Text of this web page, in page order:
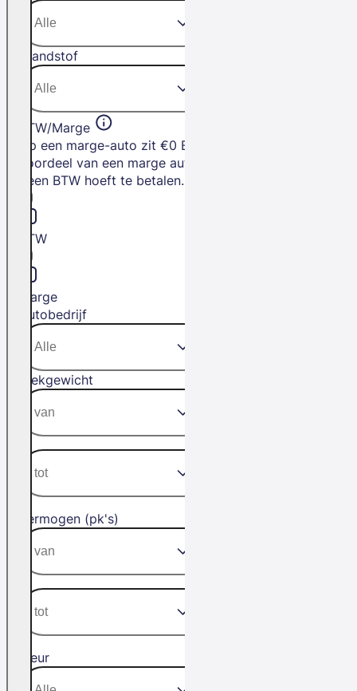
Brandstof
BTW/Marge
Op een marge-auto zit €0 BTW. Het
voordeel van een marge auto is dat je
geen BTW hoeft te betalen.
BTW
Marge
Autobedrijf
Trekgewicht
Vermogen (pk's)
Kleur